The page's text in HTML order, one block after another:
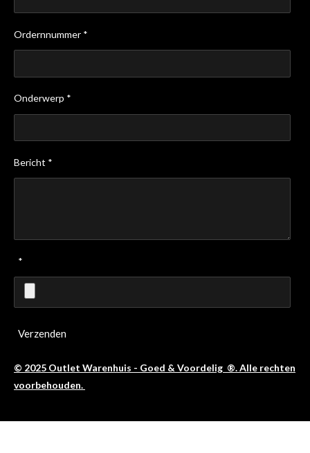
Ordernnummer *
Onderwerp *
Bericht *
*
Verzenden
© 2025 Outlet Warenhuis - Goed & Voordelig ®. Alle rechten
voorbehouden.